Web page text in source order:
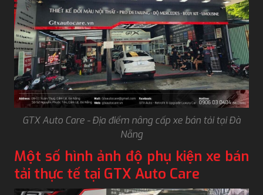
GTX Auto Care - Địa điểm nâng cấp xe bán tải tại Đà
Nẵng
Một số hình ảnh độ phụ kiện xe bán
tải thực tế tại GTX Auto Care